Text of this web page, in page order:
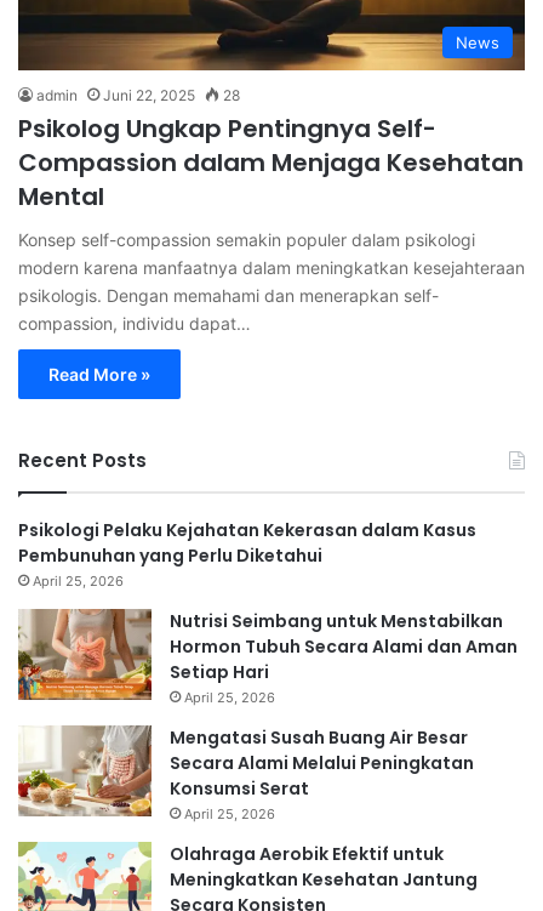
News
admin Juni 22, 2025 28
Psikolog Ungkap Pentingnya Self-
Compassion dalam Menjaga Kesehatan
Mental
Konsep self-compassion semakin populer dalam psikologi
modern karena manfaatnya dalam meningkatkan kesejahteraan
psikologis. Dengan memahami dan menerapkan self-
compassion, individu dapat…
Read More »
Recent Posts
Psikologi Pelaku Kejahatan Kekerasan dalam Kasus
Pembunuhan yang Perlu Diketahui
April 25, 2026
Nutrisi Seimbang untuk Menstabilkan
Hormon Tubuh Secara Alami dan Aman
Setiap Hari
April 25, 2026
Mengatasi Susah Buang Air Besar
Secara Alami Melalui Peningkatan
Konsumsi Serat
April 25, 2026
Olahraga Aerobik Efektif untuk
Meningkatkan Kesehatan Jantung
Secara Konsisten